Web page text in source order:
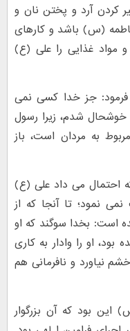
کردن آرد و پختن نان و
(س) باشد و کارهای
مواد غذایی را علی (ع)
جز خدا کسی نمی
خوشحال شدم، زیرا رسول
به مردان است،‌ باز
احتمال می داد علی (ع)
نمی نمود؛ تا آنجا که از
است: بخدا سوگند که او
بود، او را وادار به کاری
نیاورد و نافرمانی هم
بود که آن بزرگوار